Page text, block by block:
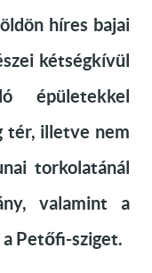
híres bajai
kétségkívül
épületekkel
tér, illetve nem
torkolatánál
valamint a
Petőfi-sziget.